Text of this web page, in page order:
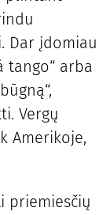
Dar įdomiau
tango“ arba
Vergų
Amerikoje,
priemiesčių